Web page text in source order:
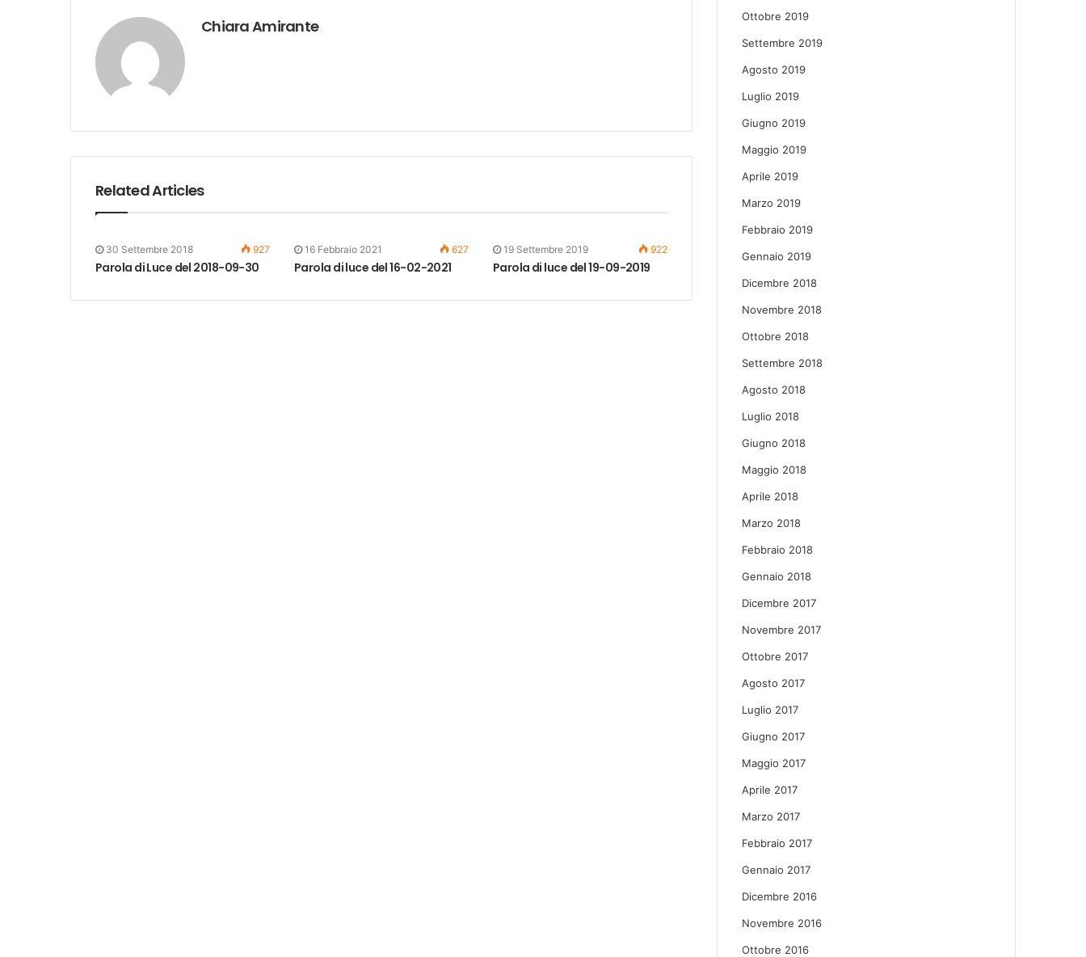
Chiara Amirante
Related Articles
30 Settembre 2018 927
Parola di Luce del 2018-09-30
16 Febbraio 2021 627
Parola di luce del 16-02-2021
19 Settembre 2019 922
Parola di luce del 19-09-2019
Ottobre 2019
Settembre 2019
Agosto 2019
Luglio 2019
Giugno 2019
Maggio 2019
Aprile 2019
Marzo 2019
Febbraio 2019
Gennaio 2019
Dicembre 2018
Novembre 2018
Ottobre 2018
Settembre 2018
Agosto 2018
Luglio 2018
Giugno 2018
Maggio 2018
Aprile 2018
Marzo 2018
Febbraio 2018
Gennaio 2018
Dicembre 2017
Novembre 2017
Ottobre 2017
Agosto 2017
Luglio 2017
Giugno 2017
Maggio 2017
Aprile 2017
Marzo 2017
Febbraio 2017
Gennaio 2017
Dicembre 2016
Novembre 2016
Ottobre 2016